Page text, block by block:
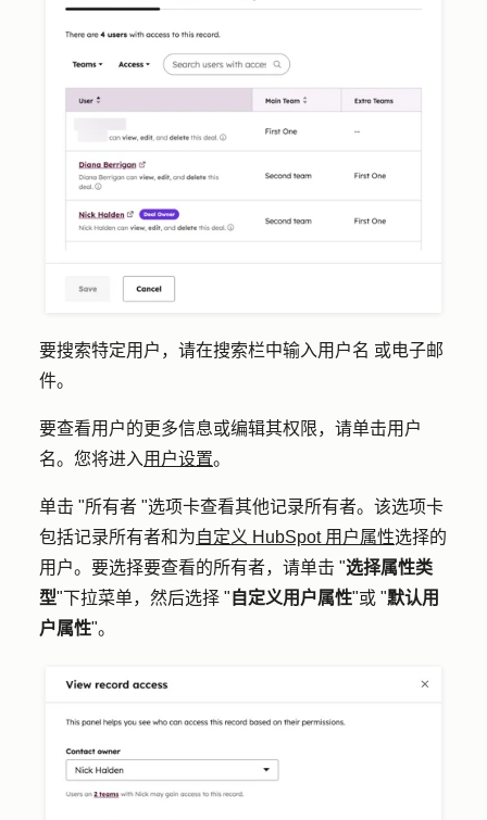
要搜索特定用户，请在搜索栏中输入用户名 或电子邮
件。
要查看用户的更多信息或编辑其权限，请单击用户
名。您将进入用户设置。
单击 "所有者 "选项卡查看其他记录所有者。该选项卡
包括记录所有者和为自定义 HubSpot 用户属性选择的
用户。要选择要查看的所有者，请单击 "选择属性类
型"下拉菜单，然后选择 " 自定义用户属性"或 "默认用
户属性"。